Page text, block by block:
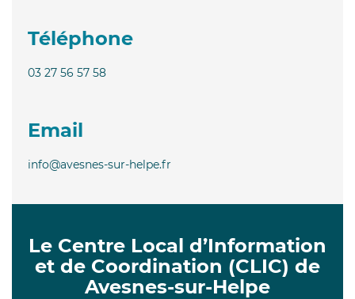
Téléphone
03 27 56 57 58
Email
info@avesnes-sur-helpe.fr
Le Centre Local d’Information
et de Coordination (CLIC) de
Avesnes-sur-Helpe